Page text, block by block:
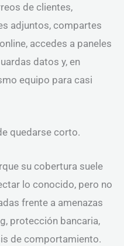
de clientes,
adjuntos, compartes
accedes a paneles
datos y, en
equipo para casi
quedarse corto.
su cobertura suele
lo conocido, pero no
frente a amenazas
protección bancaria,
de comportamiento.